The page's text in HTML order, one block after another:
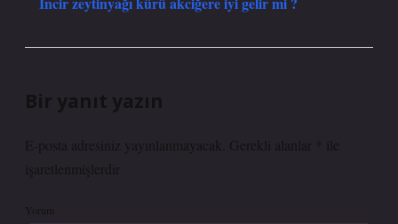
Bir yanıt yazın
E-posta adresiniz yayınlanmayacak. Gerekli alanlar
ile
işaretlenmişlerdir
Yorum